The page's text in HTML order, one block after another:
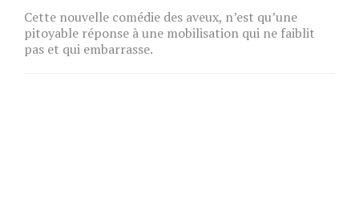
Cette nouvelle comédie des aveux, n’est qu’une
pitoyable réponse à une mobilisation qui ne faiblit
pas et qui embarrasse.